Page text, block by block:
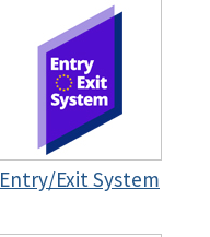
Entry/Exit System